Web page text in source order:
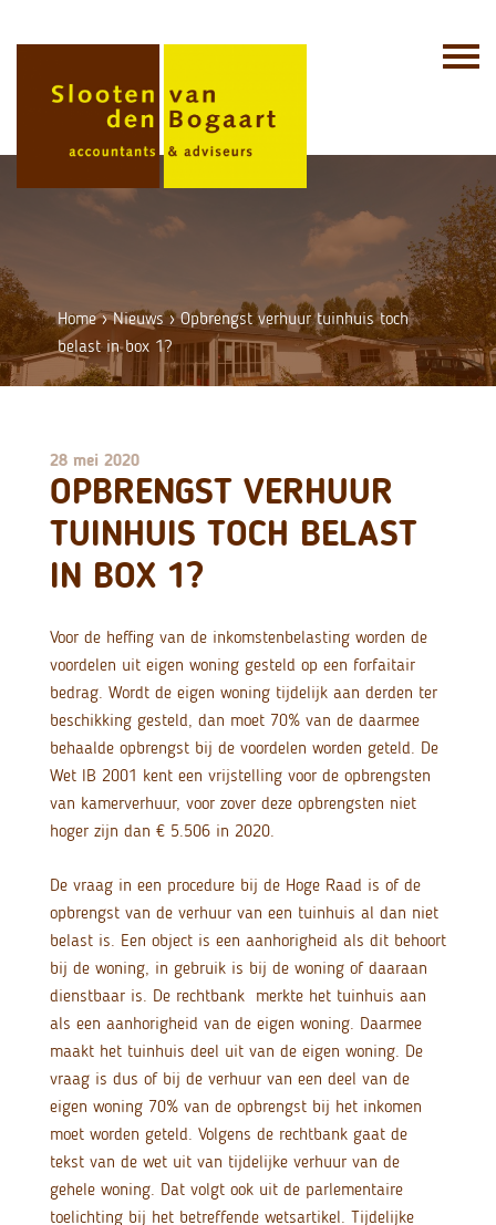
Home›Nieuws›Opbrengst verhuur tuinhuis toch
belast in box 1?
28 mei 2020
OPBRENGST VERHUUR
TUINHUIS TOCH BELAST
IN BOX 1?
Voor de heffing van de inkomstenbelasting worden de
voordelen uit eigen woning gesteld op een forfaitair
bedrag. Wordt de eigen woning tijdelijk aan derden ter
beschikking gesteld, dan moet 70% van de daarmee
behaalde opbrengst bij de voordelen worden geteld. De
Wet IB 2001 kent een vrijstelling voor de opbrengsten
van kamerverhuur, voor zover deze opbrengsten niet
hoger zijn dan € 5.506 in 2020.
De vraag in een procedure bij de Hoge Raad is of de
opbrengst van de verhuur van een tuinhuis al dan niet
belast is. Een object is een aanhorigheid als dit behoort
bij de woning, in gebruik is bij de woning of daaraan
dienstbaar is. De rechtbank merkte het tuinhuis aan
als een aanhorigheid van de eigen woning. Daarmee
maakt het tuinhuis deel uit van de eigen woning. De
vraag is dus of bij de verhuur van een deel van de
eigen woning 70% van de opbrengst bij het inkomen
moet worden geteld. Volgens de rechtbank gaat de
tekst van de wet uit van tijdelijke verhuur van de
gehele woning. Dat volgt ook uit de parlementaire
toelichting bij het betreffende wetsartikel. Tijdelijke